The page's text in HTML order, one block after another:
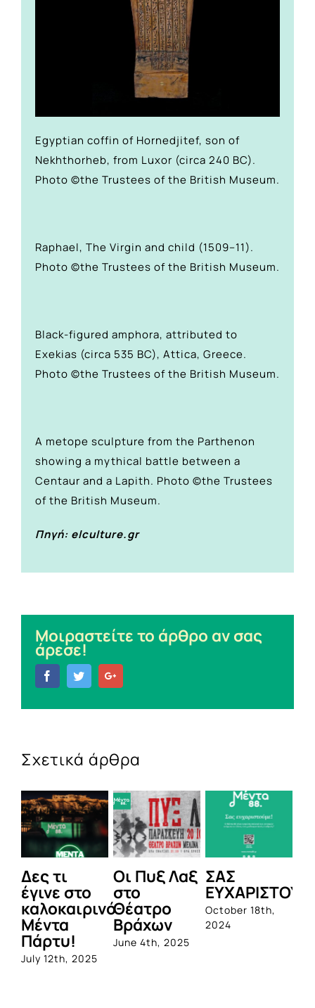
Egyptian coffin of Hornedjitef, son of
Nekhthorheb, from Luxor (circa 240 BC).
Photo ©the Trustees of the British Museum.
Raphael, The Virgin and child (1509–11).
Photo ©the Trustees of the British Museum.
Black-figured amphora, attributed to
Exekias (circa 535 BC), Attica, Greece.
Photo ©the Trustees of the British Museum.
A metope sculpture from the Parthenon
showing a mythical battle between a
Centaur and a Lapith. Photo ©the Trustees
of the British Museum.
Πηγή: elculture.gr
Μοιραστείτε το άρθρο αν σας
άρεσε!
FacebookTwitter
Σχετικά άρθρα
Δες τι
έγινε στο
καλοκαιρινό
Μέντα
Πάρτυ!
July 12th, 2025
Οι Πυξ Λαξ
στο
Θέατρο
Βράχων
June 4th, 2025
ΣΑΣ
October 18th,
2024